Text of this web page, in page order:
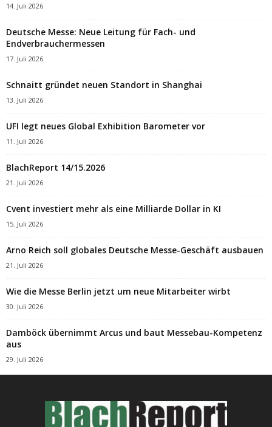
14. Juli 2026
Deutsche Messe: Neue Leitung für Fach- und
Endverbrauchermessen
17. Juli 2026
Schnaitt gründet neuen Standort in Shanghai
13. Juli 2026
UFI legt neues Global Exhibition Barometer vor
11. Juli 2026
BlachReport 14/15.2026
21. Juli 2026
Cvent investiert mehr als eine Milliarde Dollar in KI
15. Juli 2026
Arno Reich soll globales Deutsche Messe-Geschäft ausbauen
21. Juli 2026
Wie die Messe Berlin jetzt um neue Mitarbeiter wirbt
30. Juli 2026
Damböck übernimmt Arcus und baut Messebau-Kompetenz
aus
29. Juli 2026